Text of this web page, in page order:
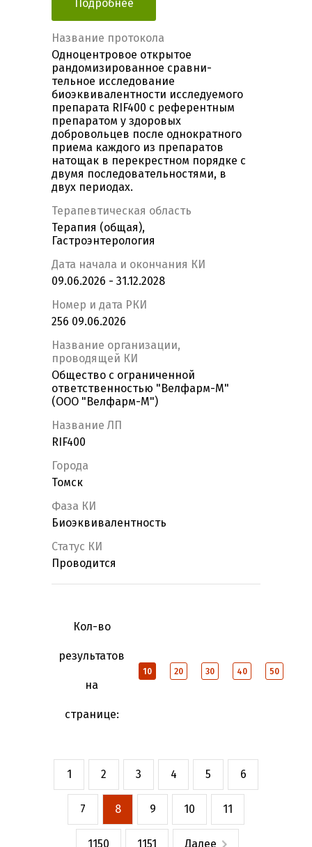
Подробнее
Название протокола
Одноцентровое открытое
рандомизированное сравни-
тельное исследование
биоэквивалентности исследуемого
препарата RIF400 c референтным
препаратом у здоровых
добровольцев после однократного
приема каждого из препаратов
натощак в перекрестном порядке с
двумя последовательностями, в
двух периодах.
Терапевтическая область
Терапия (общая),
Гастроэнтерология
Дата начала и окончания КИ
09.06.2026 - 31.12.2028
Номер и дата РКИ
256 09.06.2026
Название организации,
проводящей КИ
Общество с ограниченной
ответственностью "Велфарм-М"
(ООО "Велфарм-М")
Название ЛП
RIF400
Города
Томск
Фаза КИ
Биоэквивалентность
Статус КИ
Проводится
Кол-во
результатов
на
странице:
10 20 30 40 50
1 2 3 4 5 6
7 8 9 10 11
1150 1151 Далее